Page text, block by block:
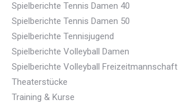
Spielberichte Tennis Damen 40
Spielberichte Tennis Damen 50
Spielberichte Tennisjugend
Spielberichte Volleyball Damen
Spielberichte Volleyball Freizeitmannschaft
Theaterstücke
Training & Kurse